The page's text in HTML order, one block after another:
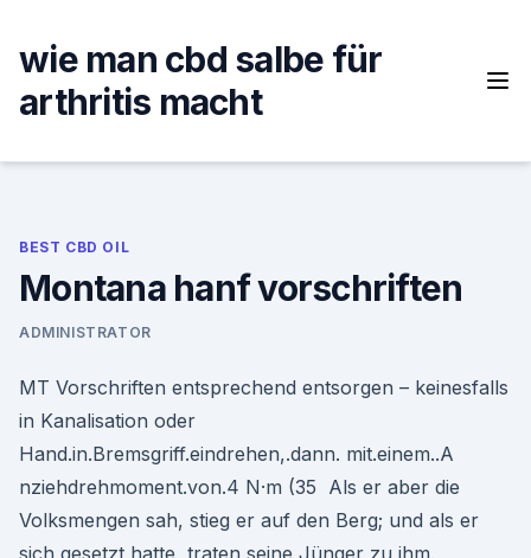
content
wie man cbd salbe für
arthritis macht
BEST CBD OIL
Montana hanf vorschriften
ADMINISTRATOR
MT Vorschriften entsprechend entsorgen – keinesfalls
in Kanalisation oder
Hand.in.Bremsgriff.eindrehen,.dann. mit.einem..A
nziehdrehmoment.von.4 N·m (35 Als er aber die
Volksmengen sah, stieg er auf den Berg; und als er
sich gesetzt hatte, traten seine Jünger zu ihm.